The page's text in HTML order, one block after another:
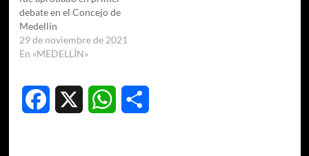
debate en el Concejo de
Medellín
29 de noviembre de 2021
En «MEDELLÍN»
Facebook WhatsApp